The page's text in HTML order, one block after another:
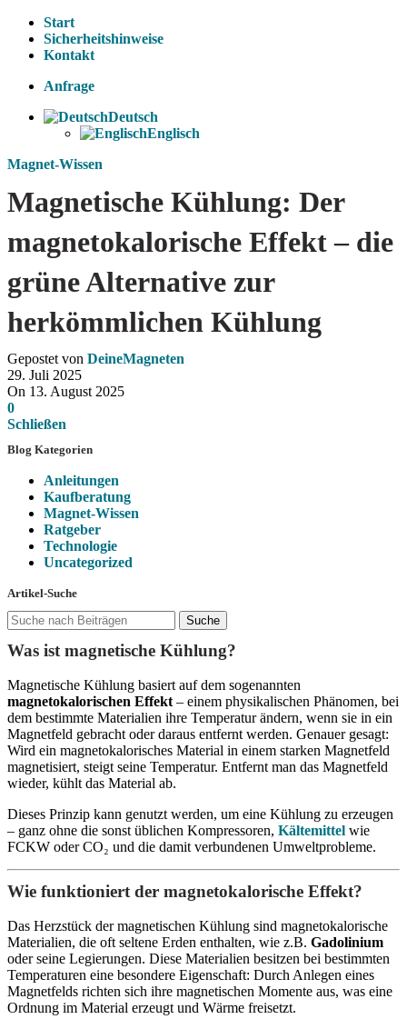
Start
Sicherheitshinweise
Kontakt
Anfrage
Deutsch
Englisch
Magnet-Wissen
Magnetische Kühlung: Der
magnetokalorische Effekt – die
grüne Alternative zur
herkömmlichen Kühlung
Gepostet von DeineMagneten
29. Juli 2025
On 13. August 2025
0
Schließen
Blog Kategorien
Anleitungen
Kaufberatung
Magnet-Wissen
Ratgeber
Technologie
Uncategorized
Artikel-Suche
Suche
Was ist magnetische Kühlung?
Magnetische Kühlung basiert auf dem sogenannten
magnetokalorischen Effekt – einem physikalischen Phänomen, bei
dem bestimmte Materialien ihre Temperatur ändern, wenn sie in ein
Magnetfeld gebracht oder daraus entfernt werden. Genauer gesagt:
Wird ein magnetokalorisches Material in einem starken Magnetfeld
magnetisiert, steigt seine Temperatur. Entfernt man das Magnetfeld
wieder, kühlt das Material ab.
Dieses Prinzip kann genutzt werden, um eine Kühlung zu erzeugen
– ganz ohne die sonst üblichen Kompressoren, Kältemittel wie
FCKW oder CO₂ und die damit verbundenen Umweltprobleme.
Wie funktioniert der magnetokalorische Effekt?
Das Herzstück der magnetischen Kühlung sind magnetokalorische
Materialien, die oft seltene Erden enthalten, wie z.B. Gadolinium
oder seine Legierungen. Diese Materialien besitzen bei bestimmten
Temperaturen eine besondere Eigenschaft: Durch Anlegen eines
Magnetfelds richten sich ihre magnetischen Momente aus, was eine
Ordnung im Material erzeugt und Wärme freisetzt.